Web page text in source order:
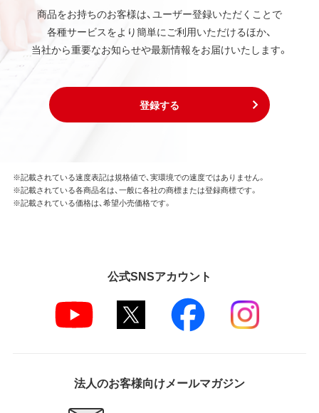
商品をお持ちのお客様は、ユーザー登録いただくことで
各種サービスをより簡単にご利用いただけるほか、
当社から重要なお知らせや最新情報をお届けいたします。
登録する
※記載されている速度表記は規格値で、実環境での速度ではありません。
※記載されている各商品名は、一般に各社の商標または登録商標です。
※記載されている価格は、希望小売価格です。
公式SNSアカウント
法人のお客様向けメールマガジン